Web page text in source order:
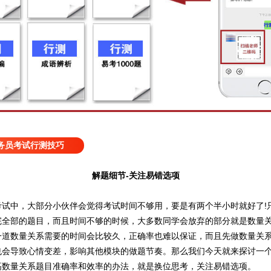
员考试行测技巧
解题细节-关注易错选项
，大部分小伙伴会觉得考试时间不够用，要是有两个半小时就好了!
部的题目，而且时间不够的时候，大多数同学会放弃的部分就是数量
数量关系需要的时间会比较久，正确率也难以保证，而且先做数量关
导致心情变差，影响其他模块的做题节奏。那么我们今天就来探讨一
量关系题目准确率和效率的办法，就是换位思考，关注易错选项。